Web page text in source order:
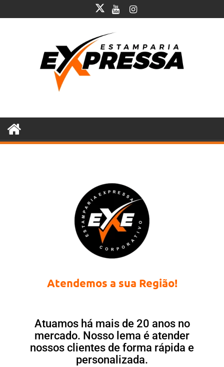
Atendemos a sua Região!
Atuamos há mais de 20 anos no
mercado. Nosso lema é atender
nossos clientes de forma rápida e
personalizada.